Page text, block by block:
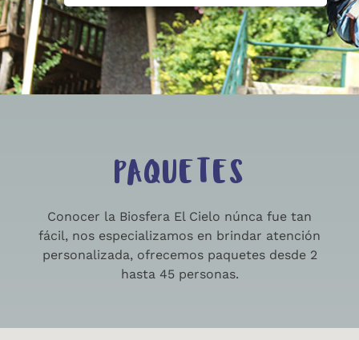
PAQUETES
Conocer la Biosfera El Cielo núnca fue tan
fácil, nos especializamos en brindar atención
personalizada, ofrecemos paquetes desde 2
hasta 45 personas.